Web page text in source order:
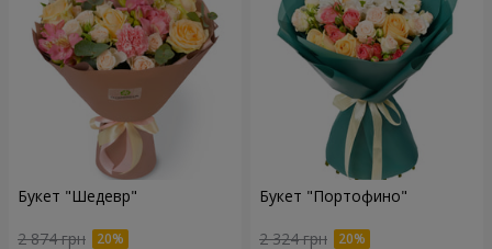
Букет "Шедевр"
2 874 грн
Букет "Портофино"
2 324 грн